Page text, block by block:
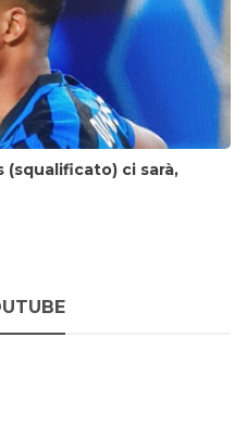
(squalificato) ci sarà,